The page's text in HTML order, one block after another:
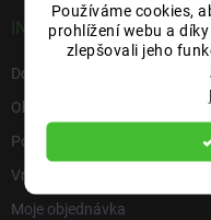
Používáme cookies,
prohlížení webu a
zlepšovali jeho
INFORMACE PRO VÁS
Doprava a platba
Obchodní podmínky
Podmínky ochrany osobních
Vrácení zboží
Moje objednávka